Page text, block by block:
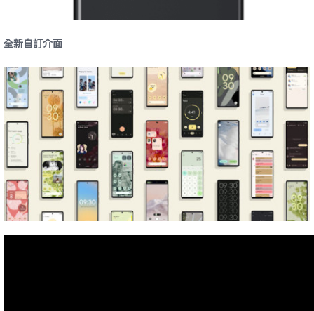
全新自訂介面